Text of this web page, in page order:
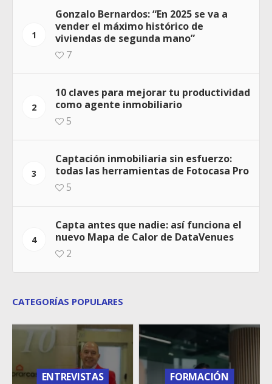
1
Gonzalo Bernardos: “En 2025 se va a
vender el máximo histórico de
viviendas de segunda mano”
7
2
10 claves para mejorar tu productividad
como agente inmobiliario
5
3
Captación inmobiliaria sin esfuerzo:
todas las herramientas de Fotocasa Pro
5
4
Capta antes que nadie: así funciona el
nuevo Mapa de Calor de DataVenues
2
CATEGORÍAS POPULARES
ENTREVISTAS FORMACIÓN